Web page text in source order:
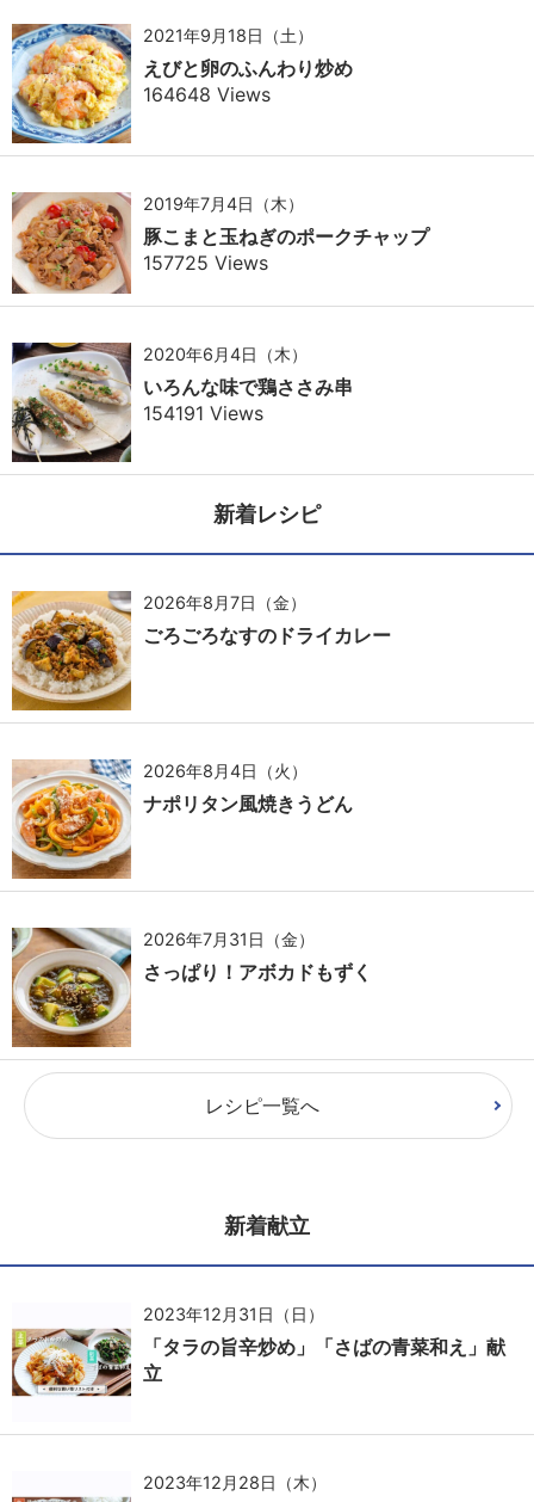
2021年9月18日（土）
えびと卵のふんわり炒め
164648 Views
2019年7月4日（木）
豚こまと玉ねぎのポークチャップ
157725 Views
2020年6月4日（木）
いろんな味で鶏ささみ串
154191 Views
新着レシピ
2026年8月7日（金）
ごろごろなすのドライカレー
2026年8月4日（火）
ナポリタン風焼きうどん
2026年7月31日（金）
さっぱり！アボカドもずく
レシピ一覧へ
新着献立
2023年12月31日（日）
「タラの旨辛炒め」「さばの青菜和え」献
立
2023年12月28日（木）